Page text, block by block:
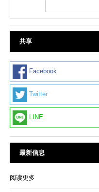
共享
Facebook
Twitter
LINE
最新信息
阅读更多